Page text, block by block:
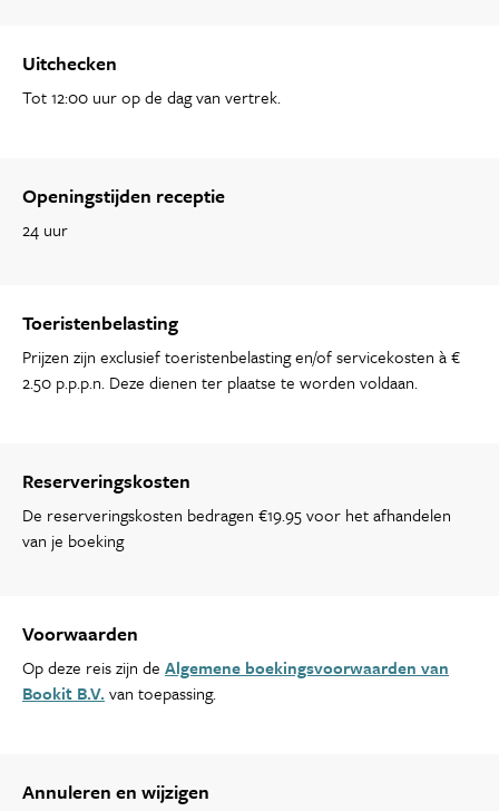
Uitchecken
Tot 12:00 uur op de dag van vertrek.
Openingstijden receptie
24 uur
Toeristenbelasting
Prijzen zijn exclusief toeristenbelasting en/of servicekosten à €
2.50 p.p.p.n. Deze dienen ter plaatse te worden voldaan.
Reserveringskosten
De reserveringskosten bedragen €19.95 voor het afhandelen
van je boeking
Voorwaarden
Op deze reis zijn de Algemene boekingsvoorwaarden van
Bookit B.V. van toepassing.
Annuleren en wijzigen